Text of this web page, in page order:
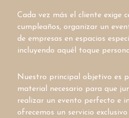
Cada vez más el cliente exige
cumpleaños, organizar un
de empresas en espacios
incluyendo aquél toque
Nuestro principal objetivo es
material necesario para que
realizar un evento perfecto e
ofrecemos un servicio